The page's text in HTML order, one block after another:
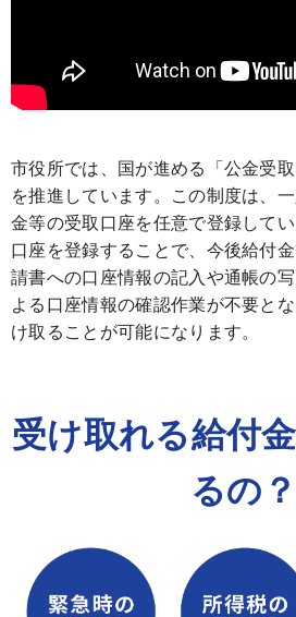
市役所では、国が進める「公金受
を推進しています。この制度は、
金等の受取口座を任意で登録してい
口座を登録することで、今後給付
請書への口座情報の記入や通帳の
よる口座情報の確認作業が不要と
け取ることが可能になります。
受け取れる給付
るの？